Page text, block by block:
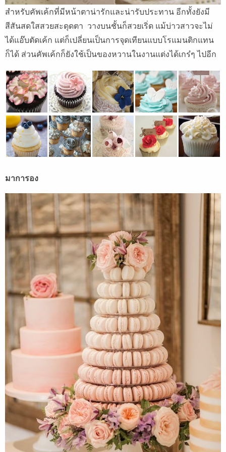
สำหรับคัพเค้กที่มีหน้าตาน่ารักและน่ารับประทาน อีกทั้งยังมี
สีสันสดใสสวยสะดุดตา วางบนชั้นก็สวยเริ่ด แม้บ่าวสาวจะไม่
ได้แอ๊บตัดเค้ก แต่ก็เปลี่ยนเป็นการจุดเทียนแบบโรแมนติกแทน
ก็ได้ ส่วนคัพเค้กก็ยังใช้เป็นของหวานในงานแต่งได้เกร๋ๆ ไปอีก
มาการอง